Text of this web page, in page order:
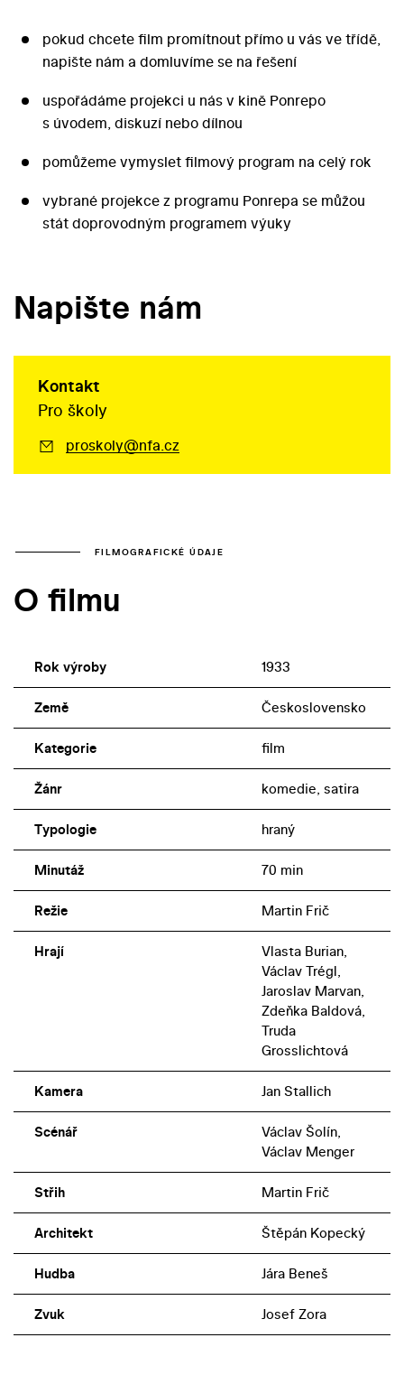
pokud chcete film promítnout přímo u vás ve třídě,
napište nám a domluvíme se na řešení
uspořádáme projekci u nás v kině Ponrepo
s úvodem, diskuzí nebo dílnou
pomůžeme vymyslet filmový program na celý rok
vybrané projekce z programu Ponrepa se můžou
stát doprovodným programem výuky
Napište nám
Kontakt
Pro školy
proskoly@nfa.cz
FILMOGRAFICKÉ ÚDAJE
O filmu
Rok výroby 1933
Země Československo
Kategorie film
Žánr komedie, satira
Typologie hraný
Minutáž 70 min
Režie Martin Frič
Hrají
Vlasta Burian,
Václav Trégl,
Jaroslav Marvan,
Zdeňka Baldová,
Truda
Grosslichtová
Kamera Jan Stallich
Scénář
Václav Šolín,
Václav Menger
Střih Martin Frič
Architekt Štěpán Kopecký
Hudba Jára Beneš
Zvuk Josef Zora